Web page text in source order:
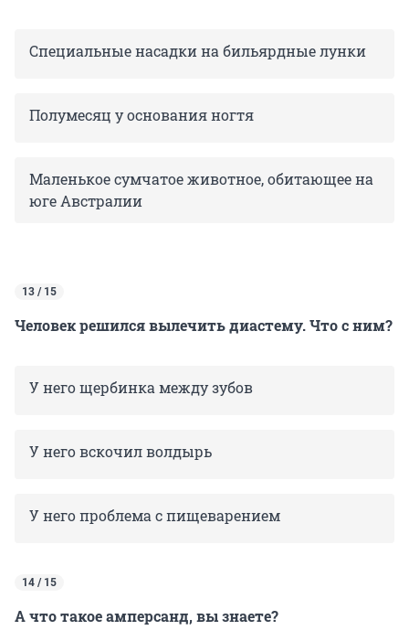
Специальные насадки на бильярдные лунки
Полумесяц у основания ногтя
Маленькое сумчатое животное, обитающее на
юге Австралии
13 / 15
Человек решился вылечить диастему. Что с ним?
У него щербинка между зубов
У него вскочил волдырь
У него проблема с пищеварением
14 / 15
А что такое амперсанд, вы знаете?